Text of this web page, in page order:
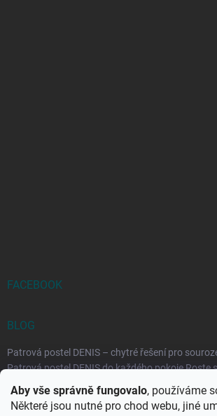
Aby vše správně fungovalo, používáme
Některé jsou nutné pro chod webu, jiné
FACEBOOK
BLOG
Patrová postel DENIS – chytré řešení pro
Patrová postel DENIS do každého pokoje Roste
Rozkládací postele RELAX – ideální řešení pro
každodenní spaní